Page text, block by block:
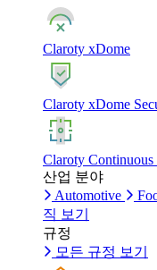
Claroty xDome
Claroty xDome
Claroty
산업 분야
Automotive
직 보기
규정
모든 규정 보기